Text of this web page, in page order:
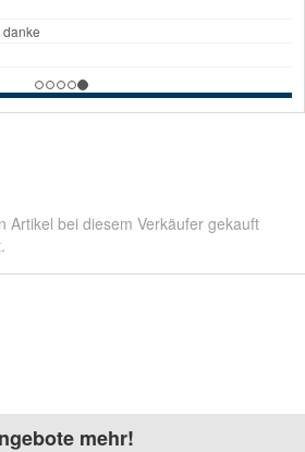
Artikel bei diesem Verkäufer gekauft
mehr!